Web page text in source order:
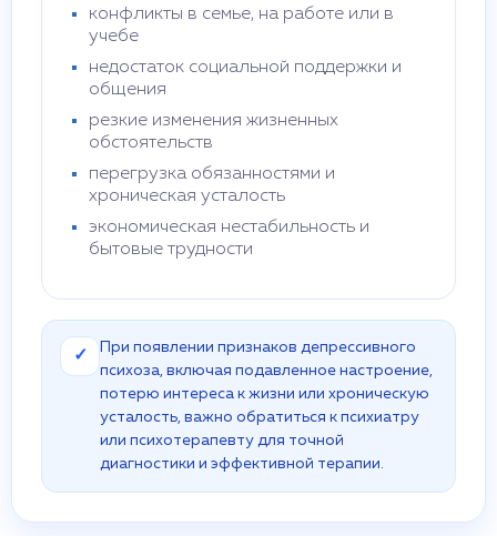
конфликты в семье, на работе или в
учебе
недостаток социальной поддержки и
общения
резкие изменения жизненных
обстоятельств
перегрузка обязанностями и
хроническая усталость
экономическая нестабильность и
бытовые трудности
✓
При появлении признаков депрессивного
психоза, включая подавленное настроение,
потерю интереса к жизни или хроническую
усталость, важно обратиться к психиатру
или психотерапевту для точной
диагностики и эффективной терапии.